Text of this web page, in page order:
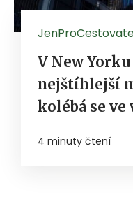
V New
nejštíhlejší
kolébá se ve
4 minuty čtení